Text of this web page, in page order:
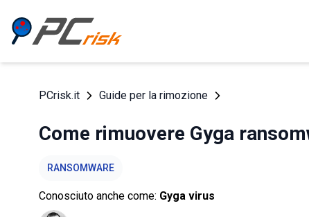
PCrisk.it Guide per la rimozione
Come rimuovere Gyga
RANSOMWARE
Conosciuto anche come: Gyga virus